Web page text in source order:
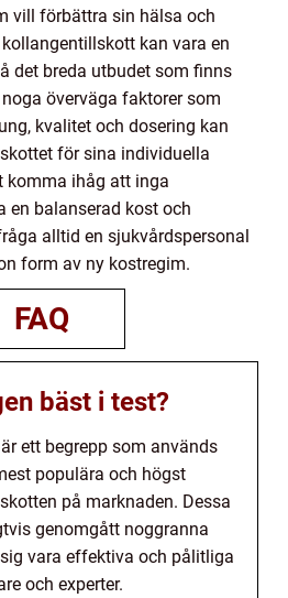
vill förbättra sin hälsa och
kan vara en
det breda utbudet som finns
överväga faktorer som
kvalitet och dosering kan
för sina individuella
komma ihåg att inga
en balanserad kost och
alltid en sjukvårdspersonal
form av ny kostregim.
FAQ
bäst i test?
ett begrepp som används
populära och högst
på marknaden. Dessa
genomgått noggranna
vara effektiva och pålitliga
och experter.